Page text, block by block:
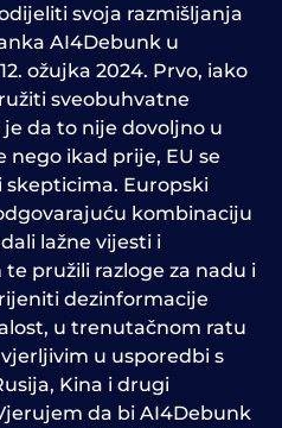
svoja razmišljanja
AI4Debunk u
ožujka 2024. Prvo, iako
sveobuhvatne
da to nije dovoljno u
nego ikad prije, EU se
skepticima. Europski
kombinaciju
lažne vijesti i
pružili razloge za nadu i
dezinformacije
u trenutačnom ratu
u usporedbi s
Kina i drugi
da bi AI4Debunk